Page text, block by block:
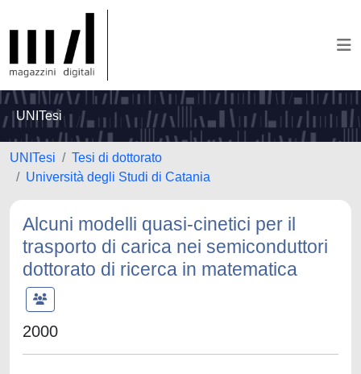
UNITesi
UNITesi
Tesi di dottorato
Università degli Studi di Catania
Alcuni modelli quasi-cinetici per il
trasporto di carica nei semiconduttori
dottorato di ricerca in matematica
2000